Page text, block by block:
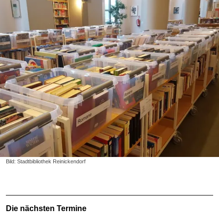
Bild: Stadtbibliothek Reinickendorf
Die nächsten Termine